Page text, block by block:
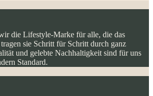
die Lifestyle-Marke für alle, die das
sie Schritt für Schritt durch ganz
und gelebte Nachhaltigkeit sind für uns
Standard.